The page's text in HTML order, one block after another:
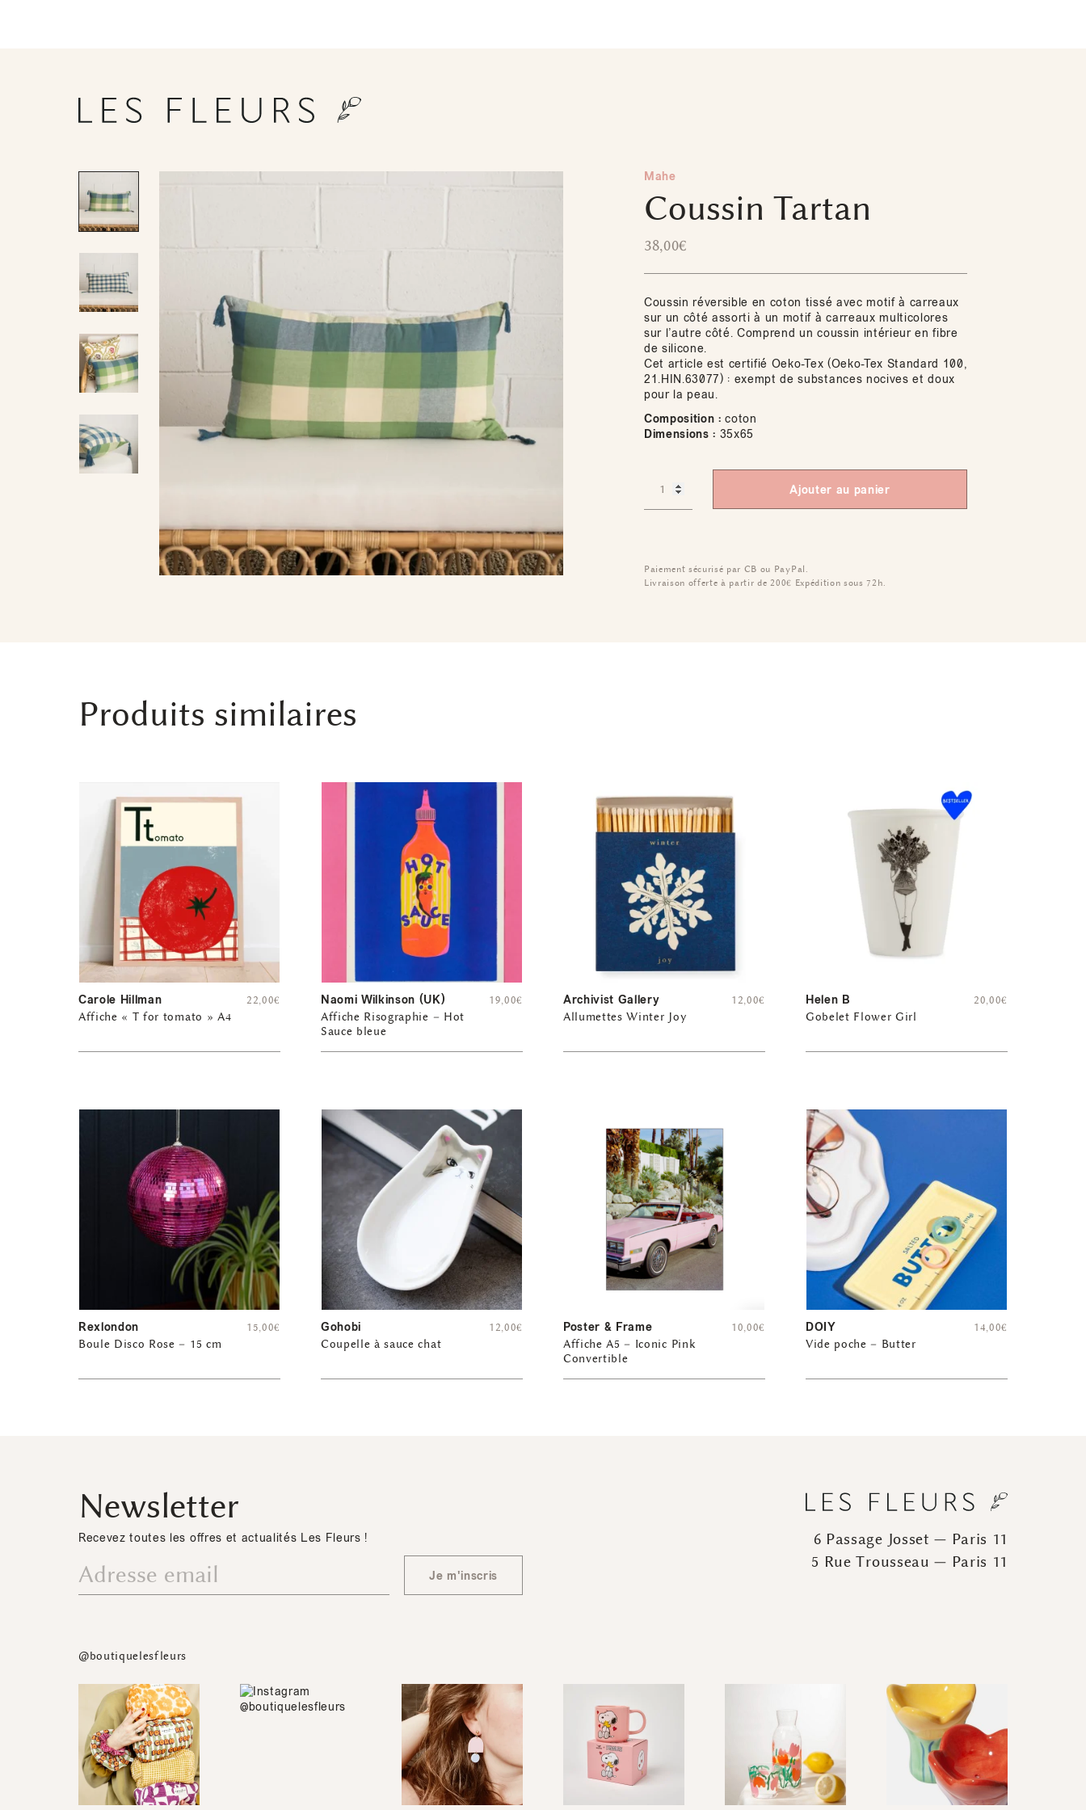
Mahe
Coussin Tartan
38,00€
Coussin réversible en coton tissé avec motif à carreaux
sur un côté assorti à un motif à carreaux multicolores
sur l’autre côté. Comprend un coussin intérieur en fibre
de silicone.
Cet article est certifié Oeko-Tex (Oeko-Tex Standard 100,
21.HIN.63077) : exempt de substances nocives et doux
pour la peau.
Composition : coton
Dimensions : 35x65
Ajouter au panier
Paiement sécurisé par CB ou PayPal.
Livraison offerte à partir de 200€ Expédition sous 72h.
Produits similaires
Carole Hillman
Affiche « T for tomato » A4
22,00€ Naomi Wilkinson (UK)
Affiche Risographie – Hot
Sauce bleue
19,00€ Archivist Gallery
Allumettes Winter Joy
12,00€ Helen B
Gobelet Flower Girl
20,00€
Rexlondon
Boule Disco Rose – 15 cm
15,00€ Gohobi
Coupelle à sauce chat
12,00€ Poster & Frame
Affiche A5 – Iconic Pink
Convertible
10,00€ DOIY
Vide poche – Butter
14,00€
Newsletter
Recevez toutes les offres et actualités Les Fleurs !
Je m'inscris
6 Passage Josset — Paris 11
5 Rue Trousseau — Paris 11
@boutiquelesfleurs